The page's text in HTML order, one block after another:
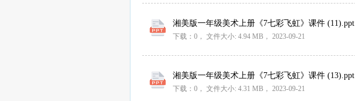
湘美版一年级美术上册《7七彩飞虹》课件 (11).ppt
下载：0， 文件大小: 4.94 MB ， 2023-09-21
湘美版一年级美术上册《7七彩飞虹》课件 (13).ppt
下载：0， 文件大小: 4.31 MB ， 2023-09-21